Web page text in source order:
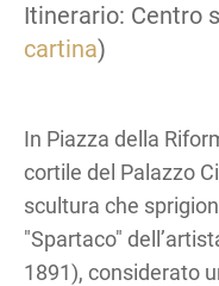
Itinerario: Centro
cartina)
In Piazza della
cortile del Palazzo
scultura che
"Spartaco"
1891), considerato